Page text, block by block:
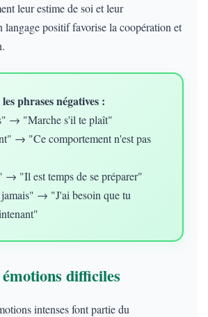
leur estime de soi et leur
langage positif favorise la coopération et
phrases négatives :
→ "Marche s'il te plaît"
→ "Ce comportement n'est pas
→ "Il est temps de se préparer"
jamais" → "J'ai besoin que tu
difficiles
intenses font partie du